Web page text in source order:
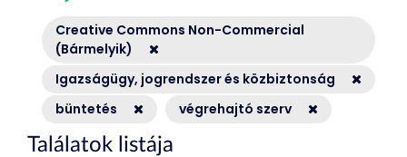
Creative Commons Non-Commercial
(Bármelyik)
Igazságügy, jogrendszer és közbiztonság
büntetés
végrehajtó szerv
Találatok listája